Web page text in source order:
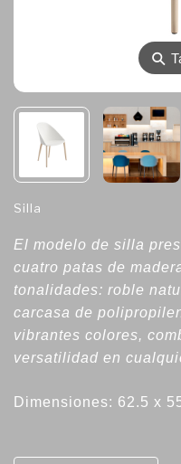
⚲
Silla
El modelo de silla
cuatro patas de
tonalidades: roble
carcasa de
vibrantes colores,
versatilidad en
Dimensiones: 62.5 x